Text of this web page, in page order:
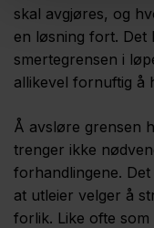
skal avgjøres, og
en løsning fort. Det
smertegrensen i
allikevel fornuftig å
Å avsløre grensen
trenger ikke
forhandlingene.
at utleier velger å
forlik. Like ofte